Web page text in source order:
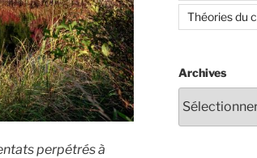
perpétrés à
Théories du
Archives